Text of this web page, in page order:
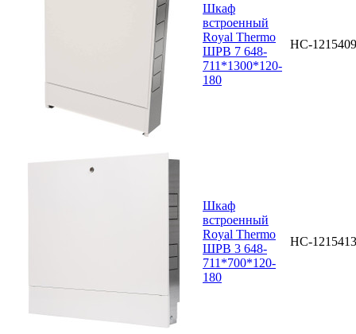
Шкаф
встроенный
Royal Thermo
ШРВ 7 648-
711*1300*120-
180
НС-1215409
Шкаф
встроенный
Royal Thermo
ШРВ 3 648-
711*700*120-
180
НС-1215413